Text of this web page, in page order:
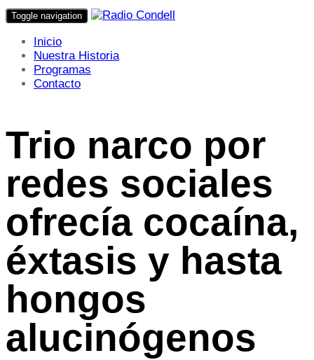
Toggle navigation
Inicio
Nuestra Historia
Programas
Contacto
Trio narco por
redes sociales
ofrecía cocaína,
éxtasis y hasta
hongos
alucinógenos